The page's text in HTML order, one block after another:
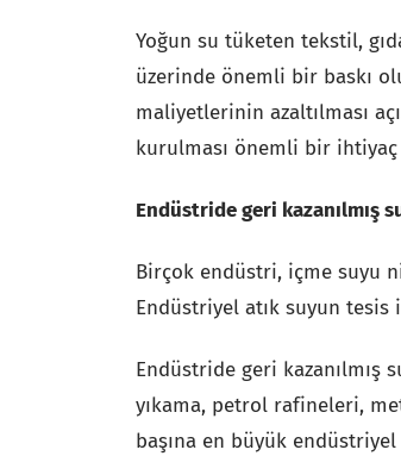
Yoğun su tüketen tekstil,
üzerinde önemli bir baskı
maliyetlerinin azaltılması
kurulması önemli bir
Endüstride geri kazanılmış
Birçok endüstri, içme suyu
Endüstriyel atık suyun
Endüstride geri kazanılmış
yıkama, petrol rafineleri,
başına en büyük